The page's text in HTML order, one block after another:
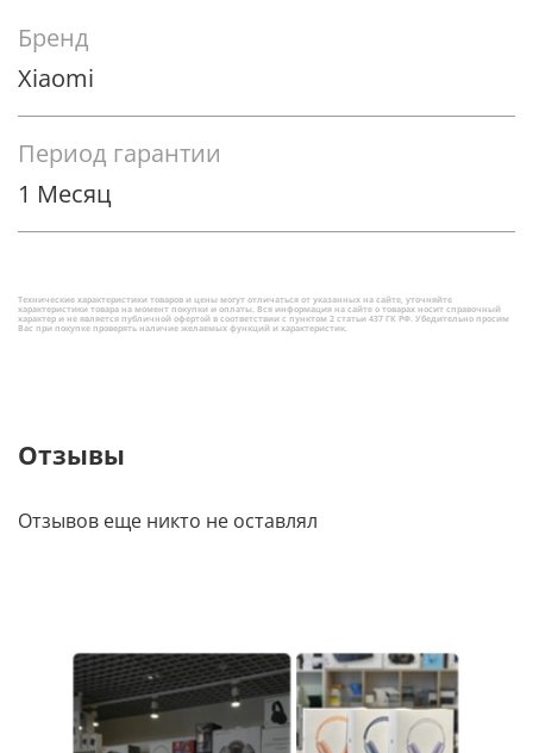
Бренд
Xiaomi
Период гарантии
1 Месяц
Технические характеристики товаров и цены могут отличаться от указанных на сайте, уточняйте
характеристики товара на момент покупки и оплаты. Вся информация на сайте о товарах носит справочный
характер и не является публичной офертой в соответствии с пунктом 2 статьи 437 ГК РФ. Убедительно просим
Вас при покупке проверять наличие желаемых функций и характеристик.
Отзывы
Отзывов еще никто не оставлял